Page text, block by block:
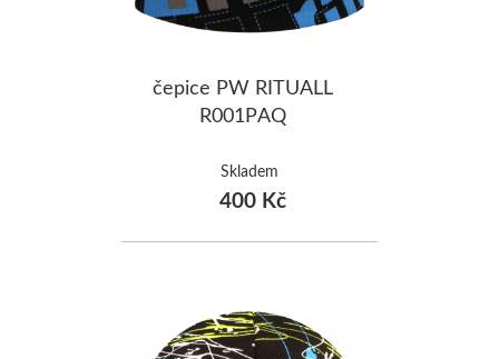
čepice PW RITUALL
R001PAQ
Skladem
400 Kč